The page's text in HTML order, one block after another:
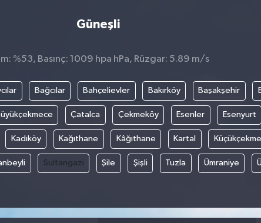
Güneşli
%53, Basınç: 1009 hpa hPa, Rüzgar: 5.89 m/s
Bağcılar Bahçelievler Bakırköy Başakşehir
Çatalca Çekmeköy Esenler Esenyurt
Kadıköy Kağıthane Kâğıthane Kartal
Sultangazi Şile Şişli Tuzla Ümraniye